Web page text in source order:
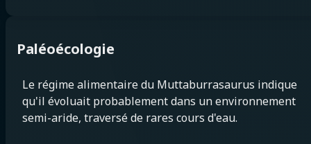
Paléoécologie
Le régime alimentaire du Muttaburrasaurus indique
qu'il évoluait probablement dans un environnement
semi-aride, traversé de rares cours d'eau.